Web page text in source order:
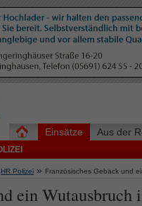
Einsätze Aus der
HR Polizei » Französisches Gebäck und
ein Wutausbruch